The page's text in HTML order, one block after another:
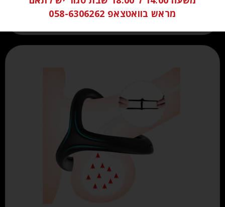
מראש בוואטצאפ 058-6306262